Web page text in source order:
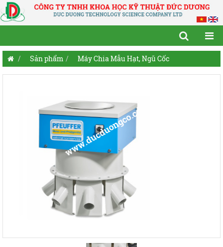
Sản phẩm Máy Chia Mẫu Hạt, Ngũ Cốc